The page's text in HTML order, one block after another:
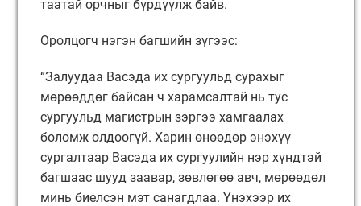
таатай орчныг бүрдүүлж байв.
Оролцогч нэгэн багшийн зүгээс:
“Залуудаа Васэда их сургуульд сурахыг
мөрөөддөг байсан ч харамсалтай нь тус
сургуульд магистрын зэргээ хамгаалах
боломж олдоогүй. Харин өнөөдөр энэхүү
сургалтаар Васэда их сургуулийн нэр хүндтэй
багшаас шууд заавар, зөвлөгөө авч, мөрөөдөл
минь биелсэн мэт санагдлаа. Үнэхээр их